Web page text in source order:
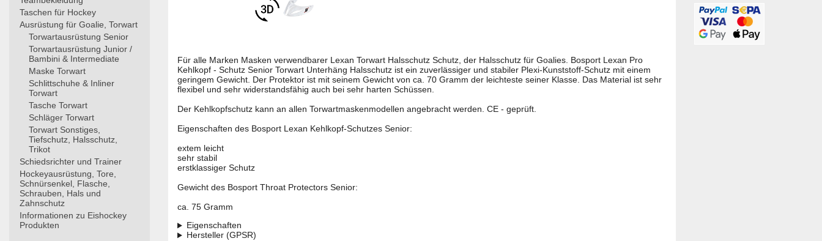
Taschen für Hockey
Ausrüstung für Goalie, Torwart
Torwartausrüstung Senior
Torwartausrüstung Junior /
Bambini & Intermediate
Maske Torwart
Schlittschuhe & Inliner
Torwart
Tasche Torwart
Schläger Torwart
Torwart Sonstiges,
Tiefschutz, Halsschutz,
Trikot
Schiedsrichter und Trainer
Hockeyausrüstung, Tore,
Schnürsenkel, Flasche,
Schrauben, Hals und
Zahnschutz
Informationen zu Eishockey
Produkten
Für alle Marken Masken verwendbarer Lexan Torwart Halsschutz Schutz, der Halsschutz für Goalies. Bosport Lexan Pro
Kehlkopf - Schutz Senior Torwart Unterhäng Halsschutz ist ein zuverlässiger und stabiler Plexi-Kunststoff-Schutz mit einem
geringem Gewicht. Der Protektor ist mit seinem Gewicht von ca. 70 Gramm der leichteste seiner Klasse. Das Material ist sehr
flexibel und sehr widerstandsfähig auch bei sehr harten Schüssen.
Der Kehlkopfschutz kann an allen Torwartmaskenmodellen angebracht werden. CE - geprüft.
Eigenschaften des Bosport Lexan Kehlkopf-Schutzes Senior:
extem leicht
sehr stabil
erstklassiger Schutz
Gewicht des Bosport Throat Protectors Senior:
ca. 75 Gramm
Eigenschaften
Hersteller (GPSR)